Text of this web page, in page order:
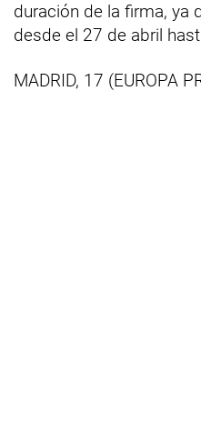
duración de la firma, ya
desde el 27 de abril
MADRID, 17 (EUROPA